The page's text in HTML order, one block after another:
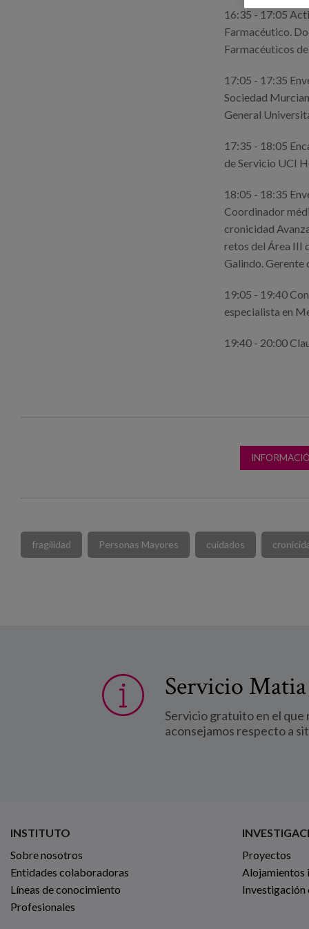
16:35 - 17:05
Farmacéutico.
Farmacéuticos
17:05 - 17:35
Sociedad
General
17:35 - 18:05
de Servicio UCI
18:05 - 18:35
Coordinador
cronicidad
retos del Área III
Galindo. Gerente
19:05 - 19:40
especialista en
19:40 - 20:00
fragilidad Personas Mayores cuidados
Servicio
Servicio gratuito en el que
aconsejamos respecto a
INSTITUTO
Sobre nosotros
Entidades colaboradoras
Líneas de conocimiento
Profesionales
Proyectos
Alojamientos